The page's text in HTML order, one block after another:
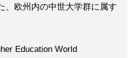
、欧州内の中世大学群に属す
Education World